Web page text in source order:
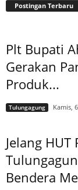
Postingan Terbaru
Plt Bupati
Gerakan
Produk...
Tulungagung Kamis,
Jelang HUT
Bendera